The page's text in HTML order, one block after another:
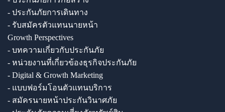
- ประกันภัยการเดินทาง
- รับสมัครตัวแทนนายหน้า
Growth Perspectives
- บทความเกี่ยวกับประกันภัย
- หน่วยงานที่เกี่ยวข้องธุรกิจประกันภัย
- Digital & Growth Marketing
- แบบฟอร์มโอนตัวแทนบริการ
- สมัครนายหน้าประกันวินาศภัย